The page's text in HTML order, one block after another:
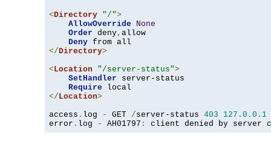
<Directory "/">
AllowOverride
None
Order deny, allow
Deny
</Directory>
<Location "/server-status">
SetHandler server-status
Require
</Location>
access . log - GET /server-status 403 127.0 . 0.1
error . log - AH01797 : client denied by server